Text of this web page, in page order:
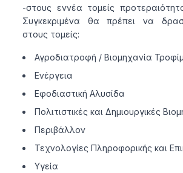
-στους εννέα τομείς
Συγκεκριμένα θα πρέπει να
στους τομείς:
Αγροδιατροφή / Βιομηχανία
Ενέργεια
Εφοδιαστική Αλυσίδα
Πολιτιστικές και Δημιουργικές
Περιβάλλον
Τεχνολογίες Πληροφορικής και
Υγεία